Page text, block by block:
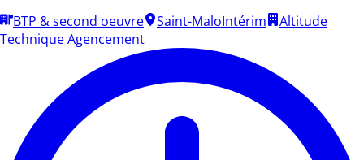
BTP & second oeuvre
Saint-MaloIntérim
Altitude
Technique Agencement